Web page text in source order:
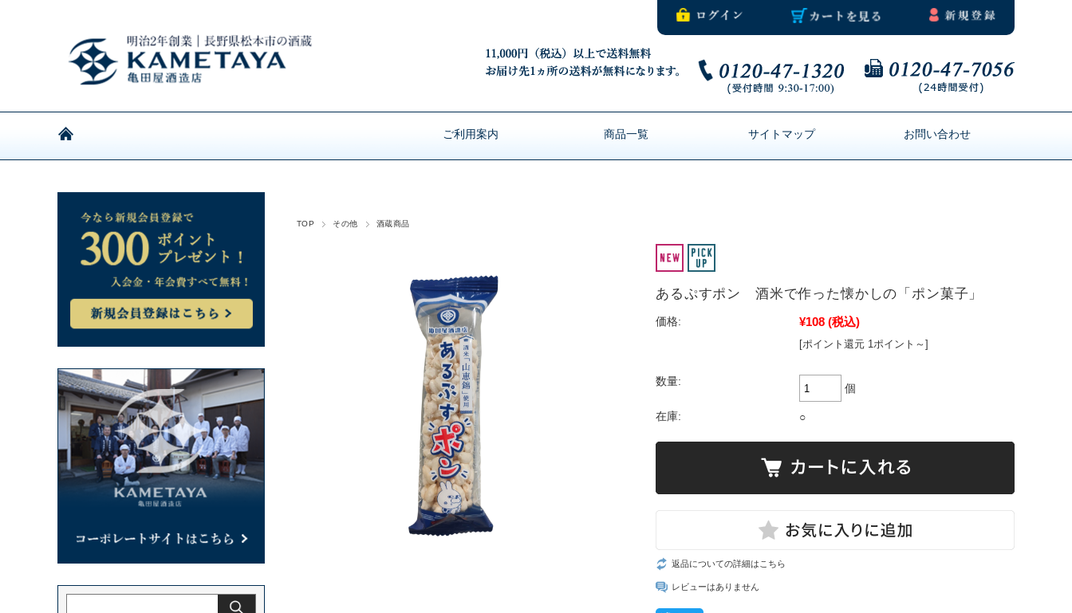
ご利用案内 商品一覧 サイトマップ お問い合わせ
TOP その他 酒蔵商品
あるぷすポン 酒米で作った懐かしの「ポン菓子」
価格: ¥108 (税込)
[ポイント還元 1ポイント～]
数量:
個
在庫: ○
返品についての詳細はこちら
レビューはありません